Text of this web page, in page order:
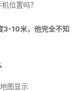
位置吗？
3-10米，他完全不知
图显示